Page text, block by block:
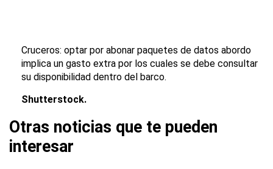
Cruceros: optar por abonar paquetes de datos abordo
implica un gasto extra por los cuales se debe consultar
su disponibilidad dentro del barco.
Shutterstock.
Otras noticias que te pueden
interesar